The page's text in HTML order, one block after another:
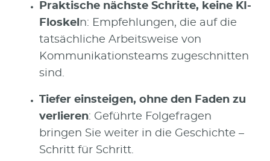
Praktische nächste Schritte, keine KI-
Floskel n: Empfehlungen, die auf die
tatsächliche Arbeitsweise von
Kommunikationsteams zugeschnitten
sind.
Tiefer einsteigen, ohne den Faden zu
verlieren: Geführte Folgefragen
bringen Sie weiter in die Geschichte –
Schritt für Schritt.